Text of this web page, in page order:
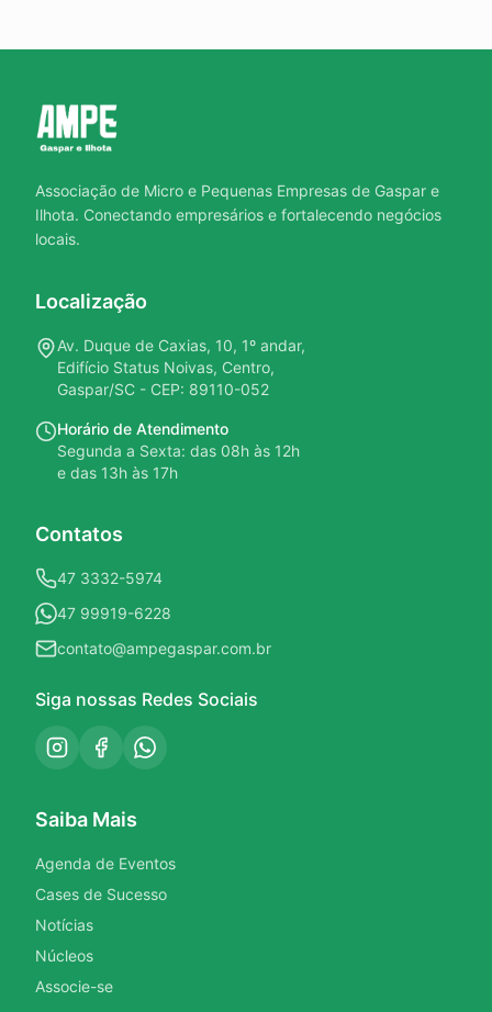
Associação de Micro e Pequenas Empresas de Gaspar e
Ilhota. Conectando empresários e fortalecendo negócios
locais.
Localização
Av. Duque de Caxias, 10, 1º andar,
Edifício Status Noivas, Centro,
Gaspar/SC - CEP: 89110-052
Horário de Atendimento
Segunda a Sexta: das 08h às 12h
e das 13h às 17h
Contatos
47 3332-5974
47 99919-6228
contato@ampegaspar.com.br
Siga nossas Redes Sociais
Saiba Mais
Agenda de Eventos
Cases de Sucesso
Notícias
Núcleos
Associe-se